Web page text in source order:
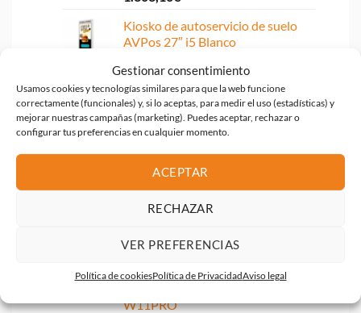
Gestionar consentimiento
Usamos cookies y tecnologías similares para que la web funcione
correctamente (funcionales) y, si lo aceptas, para medir el uso (estadísticas) y
mejorar nuestras campañas (marketing). Puedes aceptar, rechazar o
configurar tus preferencias en cualquier momento.
ACEPTAR
RECHAZAR
VER PREFERENCIAS
Política de cookiesPolítica de PrivacidadAviso legal
Kiosko de autoservicio de suelo
AVPos 27″ i5 Blanco
Display comercial AVPos suelo 27″
i3 10th 8GB 256GB WIFI
1.106,22€
KIOSKO AUTOSERVICIO AVPOS
SOBREMESA 22 I3 10TH 8GB
256GB WIFI PRINTER 2D
W11PRO
SOBREMESA 24 I3 10TH 8GB
W11PRO